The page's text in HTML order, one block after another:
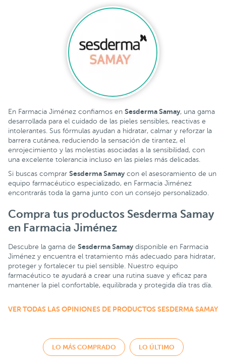
En Farmacia Jiménez confiamos en Sesderma Samay, una gama
desarrollada para el cuidado de las pieles sensibles, reactivas e
intolerantes. Sus fórmulas ayudan a hidratar, calmar y reforzar la
barrera cutánea, reduciendo la sensación de tirantez, el
enrojecimiento y las molestias asociadas a la sensibilidad, con
una excelente tolerancia incluso en las pieles más delicadas.
Si buscas comprar Sesderma Samay con el asesoramiento de un
equipo farmacéutico especializado, en Farmacia Jiménez
encontrarás toda la gama junto con un consejo personalizado.
Compra tus productos Sesderma Samay
en Farmacia Jiménez
Descubre la gama de Sesderma Samay disponible en Farmacia
Jiménez y encuentra el tratamiento más adecuado para hidratar,
proteger y fortalecer tu piel sensible. Nuestro equipo
farmacéutico te ayudará a crear una rutina suave y eficaz para
mantener la piel confortable, equilibrada y protegida día tras día.
VER TODAS LAS OPINIONES DE PRODUCTOS SESDERMA SAMAY
LO MÁS COMPRADO LO ÚLTIMO